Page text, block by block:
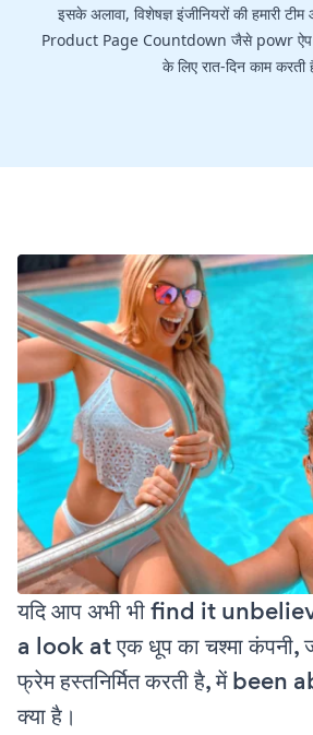
इसके अलावा, विशेषज्ञ इंजीनियरों की हमारी
Product Page Countdown जैसे powr ऐप
के लिए रात-दिन काम करती
यदि आप अभी भी find it
a look at एक धूप का चश्मा
फ्रेम हस्तनिर्मित करती है, में
क्या है।